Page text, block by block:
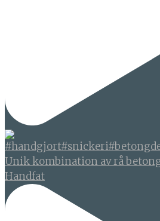
Unik kombination av rå
Handfat